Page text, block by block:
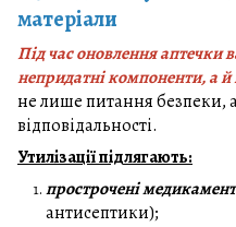
матеріали
Під час оновлення аптечки
непридатні компоненти, а й
не лише питання безпеки,
відповідальності.
Утилізації підлягають:
прострочені
антисептики);